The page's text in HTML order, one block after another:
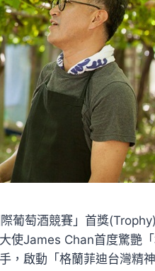
葡萄酒競賽」首獎
使James Chan首度驚艷
，啟動「格蘭菲迪台灣精